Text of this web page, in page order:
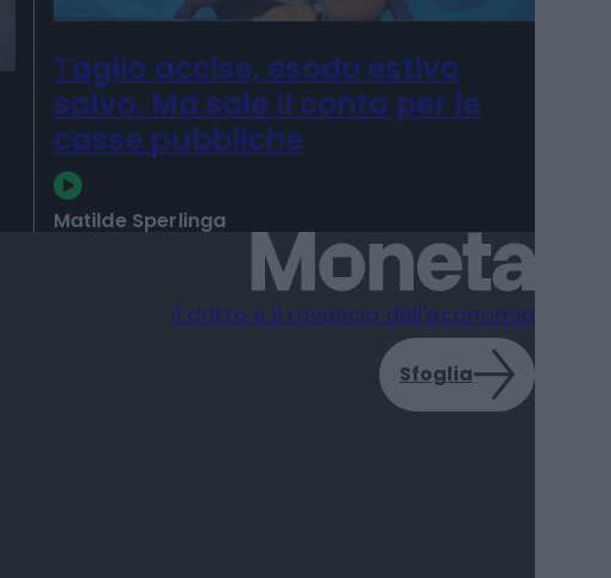
Taglio accise, esodo estivo
salvo. Ma sale il conto per le
casse pubbliche
Matilde Sperlinga